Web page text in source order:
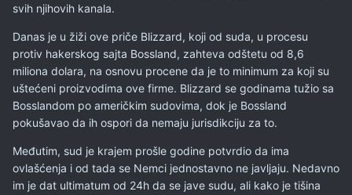
svih njihovih kanala.
Danas je u žiži ove priče Blizzard, koji od suda, u procesu
protiv hakerskog sajta Bossland, zahteva odštetu od 8,6
miliona dolara, na osnovu procene da je to minimum za koji su
uštećeni proizvodima ove firme. Blizzard se godinama tužio sa
Bosslandom po američkim sudovima, dok je Bossland
pokušavao da ih ospori da nemaju jurisdikciju za to.
Međutim, sud je krajem prošle godine potvrdio da ima
ovlašćenja i od tada se Nemci jednostavno ne javljaju. Nedavno
im je dat ultimatum od 24h da se jave sudu, ali kako je tišina